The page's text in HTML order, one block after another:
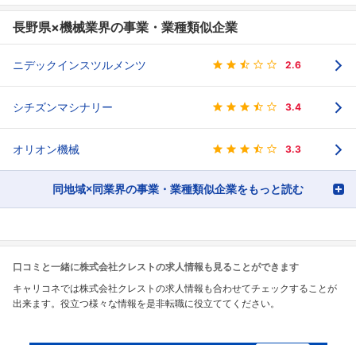
長野県×機械業界の事業・業種類似企業
ニデックインスツルメンツ 2.6
シチズンマシナリー 3.4
オリオン機械 3.3
同地域×同業界の事業・業種類似企業をもっと読む
口コミと一緒に株式会社クレストの求人情報も見ることができます
キャリコネでは株式会社クレストの求人情報も合わせてチェックすることが
出来ます。役立つ様々な情報を是非転職に役立ててください。